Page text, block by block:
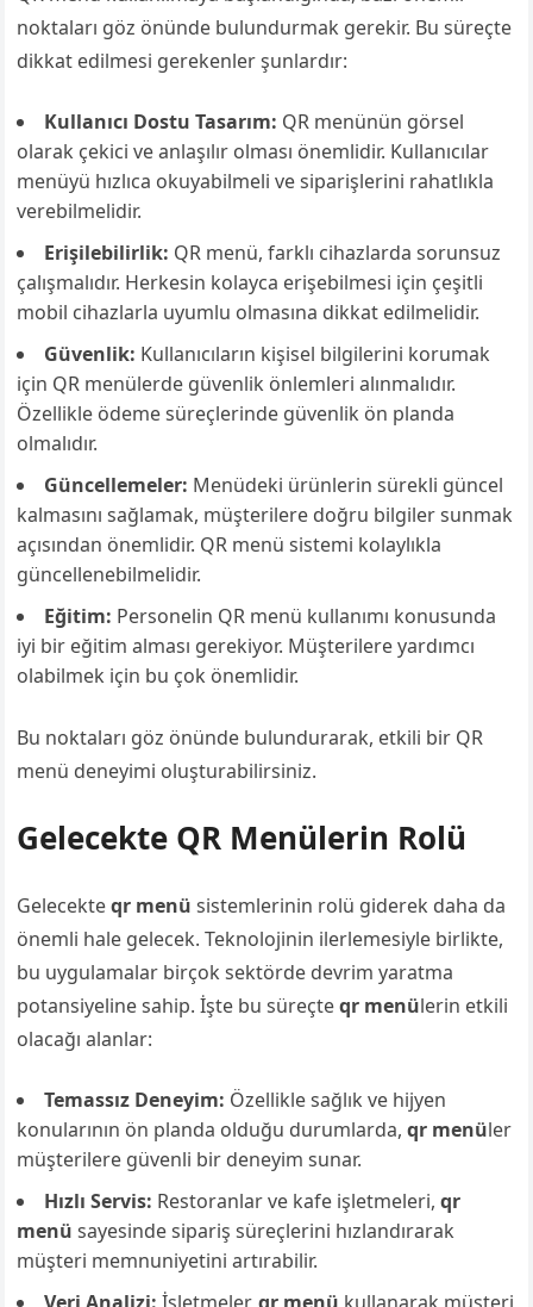
noktaları göz önünde bulundurmak gerekir. Bu süreçte
dikkat edilmesi gerekenler şunlardır:
Kullanıcı Dostu Tasarım: QR menünün görsel
olarak çekici ve anlaşılır olması önemlidir. Kullanıcılar
menüyü hızlıca okuyabilmeli ve siparişlerini rahatlıkla
verebilmelidir.
Erişilebilirlik: QR menü, farklı cihazlarda sorunsuz
çalışmalıdır. Herkesin kolayca erişebilmesi için çeşitli
mobil cihazlarla uyumlu olmasına dikkat edilmelidir.
Güvenlik: Kullanıcıların kişisel bilgilerini korumak
için QR menülerde güvenlik önlemleri alınmalıdır.
Özellikle ödeme süreçlerinde güvenlik ön planda
olmalıdır.
Güncellemeler: Menüdeki ürünlerin sürekli güncel
kalmasını sağlamak, müşterilere doğru bilgiler sunmak
açısından önemlidir. QR menü sistemi kolaylıkla
güncellenebilmelidir.
Eğitim: Personelin QR menü kullanımı konusunda
iyi bir eğitim alması gerekiyor. Müşterilere yardımcı
olabilmek için bu çok önemlidir.
Bu noktaları göz önünde bulundurarak, etkili bir QR
menü deneyimi oluşturabilirsiniz.
Gelecekte QR Menülerin Rolü
Gelecekteqr menü sistemlerinin rolü giderek daha da
önemli hale gelecek. Teknolojinin ilerlemesiyle birlikte,
bu uygulamalar birçok sektörde devrim yaratma
potansiyeline sahip. İşte bu süreçteqr menülerin etkili
olacağı alanlar:
Temassız Deneyim: Özellikle sağlık ve hijyen
konularının ön planda olduğu durumlarda,qr menüler
müşterilere güvenli bir deneyim sunar.
Hızlı Servis: Restoranlar ve kafe işletmeleri,qr
menü sayesinde sipariş süreçlerini hızlandırarak
müşteri memnuniyetini artırabilir.